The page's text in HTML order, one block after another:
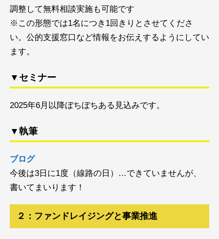
調整して無料相談実施も可能です
※この形態では1名につき1回きりとさせてくださ
い。公的支援窓口など情報をお伝えするようにしてい
ます。
▼セミナー
2025年6月以降ぼちぼちある見込みです。
▼執筆
ブログ
今後は3日に1度（線路の日）…できていませんが、
書いてまいります！
２：ファンドレイジングと事業推進